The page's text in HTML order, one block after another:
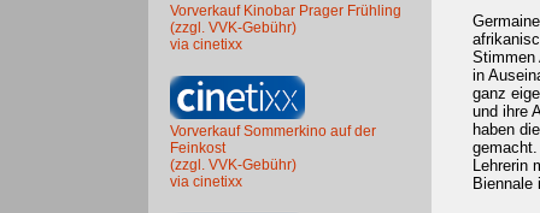
Vorverkauf Kinobar Prager Frühling
(zzgl. VVK-Gebühr)
via cinetixx
Vorverkauf Sommerkino auf der
Feinkost
(zzgl. VVK-Gebühr)
via cinetixx
Stimmen
in
ganz
und ihre
haben
Lehrerin
Biennale